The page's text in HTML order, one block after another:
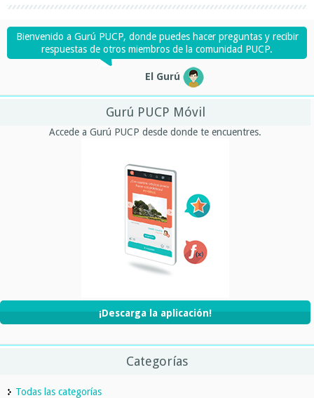
Bienvenido a Gurú PUCP, donde puedes hacer preguntas y recibir
respuestas de otros miembros de la comunidad PUCP.
El Gurú
Gurú PUCP Móvil
Accede a Gurú PUCP desde donde te encuentres.
¡Descarga la aplicación!
Categorías
Todas las categorías